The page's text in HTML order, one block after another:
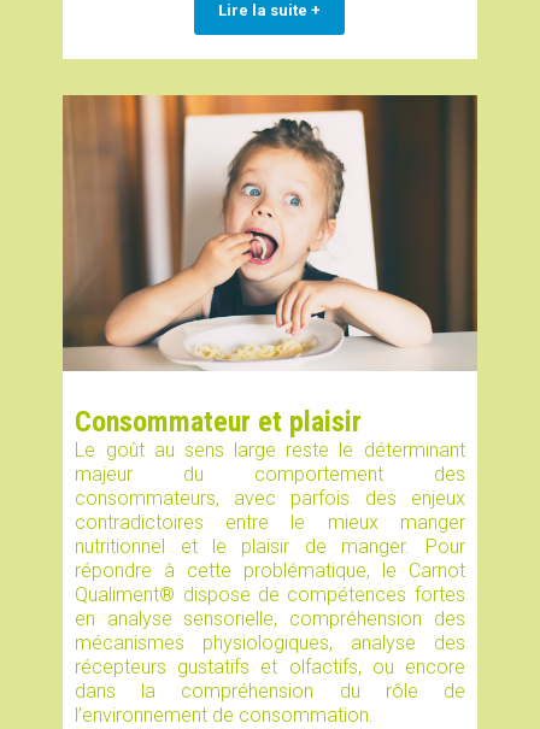
Lire la suite +
Consommateur et plaisir
Le goût au sens large reste le déterminant
majeur du comportement des
consommateurs, avec parfois des enjeux
contradictoires entre le mieux manger
nutritionnel et le plaisir de manger. Pour
répondre à cette problématique, le Carnot
Qualiment® dispose de compétences fortes
en analyse sensorielle, compréhension des
mécanismes physiologiques, analyse des
récepteurs gustatifs et olfactifs, ou encore
dans la compréhension du rôle de
l’environnement de consommation.